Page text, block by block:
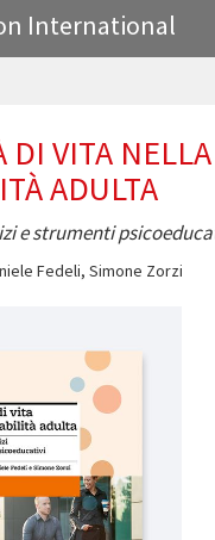
International
DI VITA NELLA
ADULTA
e strumenti
Fedeli, Simone Zorzi